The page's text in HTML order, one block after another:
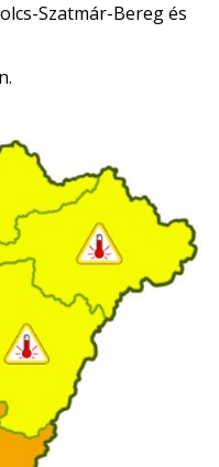
Szatmár-Bereg és